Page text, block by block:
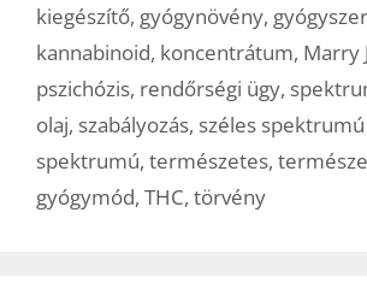
kiegészítő, gyógynövény,
kannabinoid, koncentrátum, Marry
pszichózis, rendőrségi ügy,
olaj, szabályozás, széles
spektrumú, természetes,
gyógymód, THC, törvény